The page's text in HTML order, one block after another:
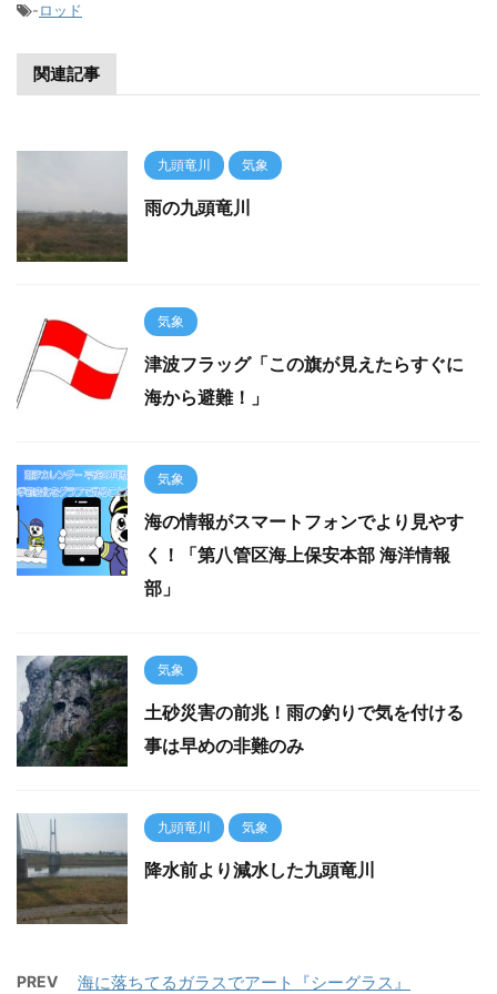
-ロッド
関連記事
九頭竜川 気象
雨の九頭竜川
気象
津波フラッグ「この旗が見えたらすぐに
海から避難！」
気象
海の情報がスマートフォンでより見やす
く！「第八管区海上保安本部 海洋情報
部」
気象
土砂災害の前兆！雨の釣りで気を付ける
事は早めの非難のみ
九頭竜川 気象
降水前より減水した九頭竜川
PREV 海に落ちてるガラスでアート『シーグラス』